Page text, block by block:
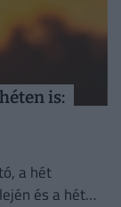
is:
a hét
és a hét